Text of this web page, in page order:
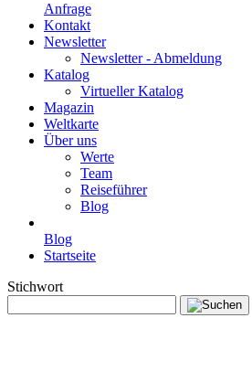
Anfrage
Kontakt
Newsletter
Newsletter - Abmeldung
Katalog
Virtueller Katalog
Magazin
Weltkarte
Über uns
Werte
Team
Reiseführer
Blog
Blog
Startseite
Stichwort